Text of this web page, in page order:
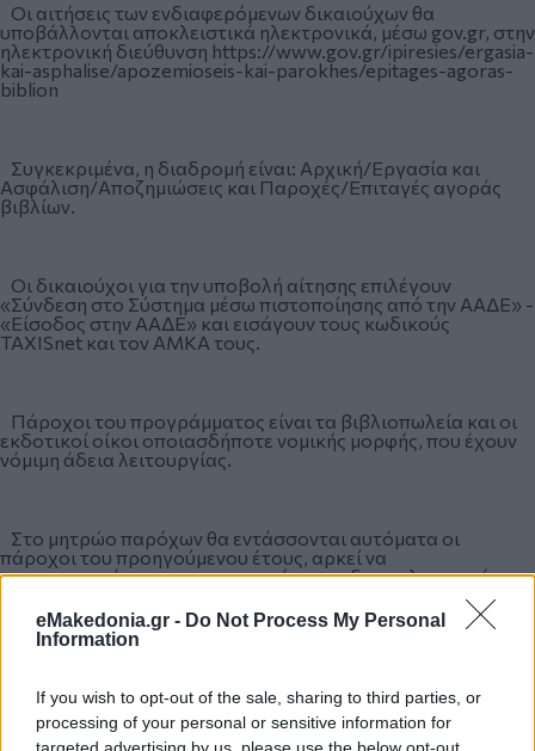
eMakedonia.gr - Do Not Process My Personal
Information
If you wish to opt-out of the sale, sharing to third parties, or
processing of your personal or sensitive information for
Οι αιτήσεις των ενδιαφερόμενων δικαιούχων θα
υποβάλλονται αποκλειστικά ηλεκτρονικά, μέσω gov.gr, στην
ηλεκτρονική διεύθυνση https://www.gov.gr/ipiresies/ergasia-
kai-asphalise/apozemioseis-kai-parokhes/epitages-agoras-
biblion
Συγκεκριμένα, η διαδρομή είναι: Αρχική/Εργασία και
Ασφάλιση/Αποζημιώσεις και Παροχές/Επιταγές αγοράς
βιβλίων.
Οι δικαιούχοι για την υποβολή αίτησης επιλέγουν
«Σύνδεση στο Σύστημα μέσω πιστοποίησης από την ΑΑΔΕ» -
«Είσοδος στην ΑΑΔΕ» και εισάγουν τους κωδικούς
TAXISnet και τον ΑΜΚΑ τους.
Πάροχοι του προγράμματος είναι τα βιβλιοπωλεία και οι
εκδοτικοί οίκοι οποιασδήποτε νομικής μορφής, που έχουν
νόμιμη άδεια λειτουργίας.
Στο μητρώο παρόχων θα εντάσσονται αυτόματα οι
πάροχοι του προηγούμενου έτους, αρκεί να
επικαιροποιήσουν τη συμμετοχή και τα δικαιολογητικά
υποβάλλονται, αποκλειστικά ηλεκτρονικά μέσω της Ενιαίας
Ψηφιακής Πύλης του Ελληνικού Δημοσίου gov.gr, στην
ηλεκτρονική